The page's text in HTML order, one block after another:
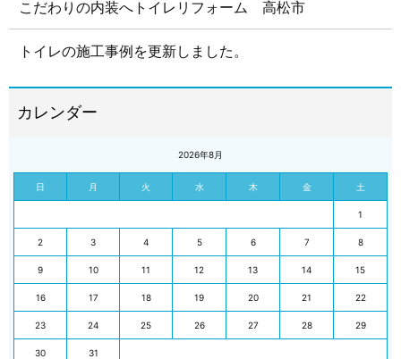
こだわりの内装へトイレリフォーム 高松市
トイレの施工事例を更新しました。
2026年8月
日 月 火 水 木 金 土
1
2 3 4 5 6 7 8
9 10 11 12 13 14 15
16 17 18 19 20 21 22
23 24 25 26 27 28 29
30 31